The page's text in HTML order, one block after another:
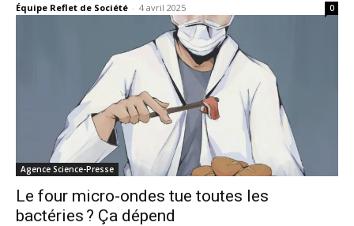
Équipe Reflet de Société - 4 avril 2025 0
Agence Science-Presse
Le four micro-ondes tue toutes les
bactéries ? Ça dépend